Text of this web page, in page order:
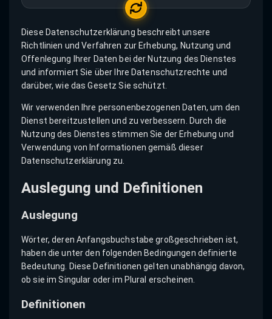
Diese Datenschutzerklärung beschreibt unsere
Richtlinien und Verfahren zur Erhebung, Nutzung und
Offenlegung Ihrer Daten bei der Nutzung des Dienstes
und informiert Sie über Ihre Datenschutzrechte und
darüber, wie das Gesetz Sie schützt.
Wir verwenden Ihre personenbezogenen Daten, um den
Dienst bereitzustellen und zu verbessern. Durch die
Nutzung des Dienstes stimmen Sie der Erhebung und
Verwendung von Informationen gemäß dieser
Datenschutzerklärung zu.
Auslegung und Definitionen
Auslegung
Wörter, deren Anfangsbuchstabe großgeschrieben ist,
haben die unter den folgenden Bedingungen definierte
Bedeutung. Diese Definitionen gelten unabhängig davon,
ob sie im Singular oder im Plural erscheinen.
Definitionen